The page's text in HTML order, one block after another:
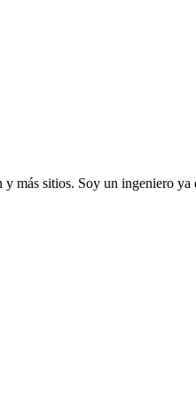
más sitios. Soy un ingeniero